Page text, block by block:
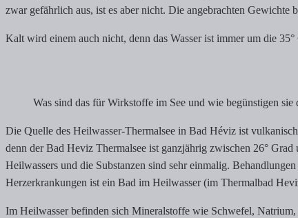
zwar gefährlich aus, ist es aber nicht. Die angebrachten Gewichte
Kalt wird einem auch nicht, denn das Wasser ist immer um die
Was sind das für Wirkstoffe im See und wie begünstigen sie
Die Quelle des Heilwasser-Thermalsee in Bad Héviz ist
denn der Bad Heviz Thermalsee ist ganzjährig zwischen 26°
Heilwassers und die Substanzen sind sehr einmalig.
Herzerkrankungen ist ein Bad im Heilwasser (im Thermalbad
Im Heilwasser befinden sich Mineralstoffe wie Schwefel,